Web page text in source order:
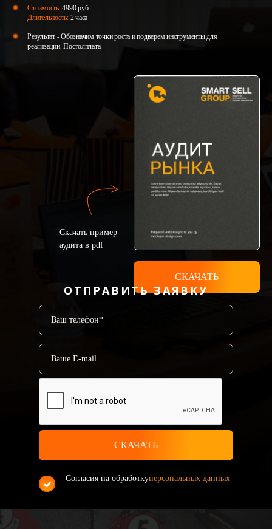
Стоимость:4990 руб.
Длительность:2 часа
Результат - Обозначим точки роста и подверем инструменты для
реализации. Постолплата
Скачать пример
аудита в pdf
СКАЧАТЬ
ОТПРАВИТЬ ЗАЯВКУ
Согласия на обработкуперсональных данных